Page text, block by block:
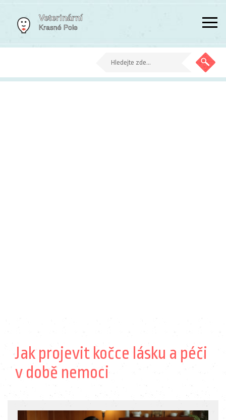
Jak projevit kočce lásku a péči
v době nemoci